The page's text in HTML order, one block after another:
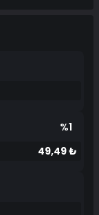
%1
49,49 ₺